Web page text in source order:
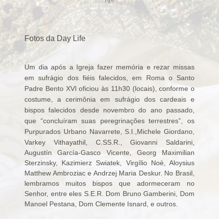
Algumas fotos do Santo Padre no Reino Unido
Altar onde será venerado João Paulo II
Ambientes que favorecem a prática da virtude
Aniversário da proclamação do dogma da Assunção da
Virgem
Aniversário do Cardeal emérito do Rio de Janeiro
Aniversário do governo do Arcebispo de Olinda e
Recife
Anjo da Guarda do Brasil
Antes do consistório, nomeados reúnem-se com o Papa
Anúncio (Kalendas) do Natal do Senhor em 2015
Aprovada beatificação de Irmã Dulce
Ara Dei Christus est!
Arautos do Evangelho e Sucumbíos
Arcebispo brasileiro é o novo Prefeito para os
Fotos da Day Life
Um dia após a Igreja fazer memória e rezar missas
em sufrágio dos fiéis falecidos, em Roma o Santo
Padre Bento XVI oficiou às 11h30 (locais), conforme o
costume, a cerimônia em sufrágio dos cardeais e
bispos falecidos desde novembro do ano passado,
que “concluíram suas peregrinações terrestres”, os
Purpurados Urbano Navarrete, S.I.,Michele Giordano,
Varkey Vithayathil, C.SS.R., Giovanni Saldarini,
Augustín García-Gasco Vicente, Georg Maximilian
Sterzinsky, Kazimierz Swiatek, Virgílio Noè, Aloysius
Matthew Ambroziac e Andrzej Maria Deskur. No Brasil,
lembramos muitos bispos que adormeceram no
Senhor, entre eles S.E.R. Dom Bruno Gamberini
Dom
Manoel Pestana
Dom Clemente Isnard , e outros.